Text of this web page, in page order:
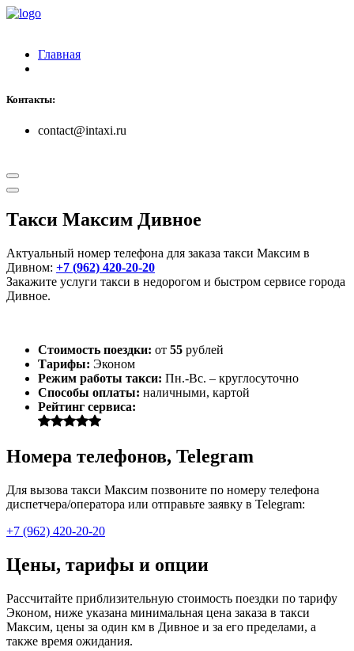
Главная
Контакты:
contact@intaxi.ru
Такси Максим Дивное
Актуальный номер телефона для заказа такси Максим в
Дивном: +7 (962) 420-20-20
Закажите услуги такси в недорогом и быстром сервисе города
Дивное.
Стоимость поездки: от 55 рублей
Тарифы: Эконом
Режим работы такси: Пн.-Вс. – круглосуточно
Способы оплаты: наличными, картой
Рейтинг сервиса:
Номера телефонов, Telegram
Для вызова такси Максим позвоните по номеру телефона
диспетчера/оператора или отправьте заявку в Telegram:
+7 (962) 420-20-20
Цены, тарифы и опции
Рассчитайте приблизительную стоимость поездки по тарифу
Эконом, ниже указана минимальная цена заказа в такси
Максим, цены за один км в Дивное и за его пределами, а
также время ожидания.